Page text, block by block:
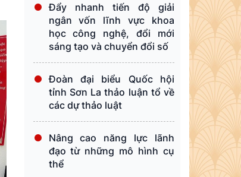
Đẩy nhanh tiến độ giải
ngân vốn lĩnh vực khoa
học công nghệ, đổi mới
sáng tạo và chuyển đổi số
Đoàn đại biểu Quốc hội
tỉnh Sơn La thảo luận tổ về
các dự thảo luật
Nâng cao năng lực lãnh
đạo từ những mô hình cụ
thể